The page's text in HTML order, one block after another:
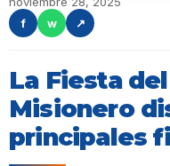
f
w ↗
La Fiesta
Misionero
principales